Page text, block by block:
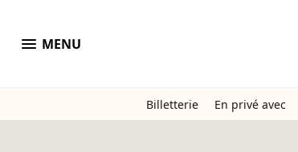
menu MENU
Billetterie En privé avec